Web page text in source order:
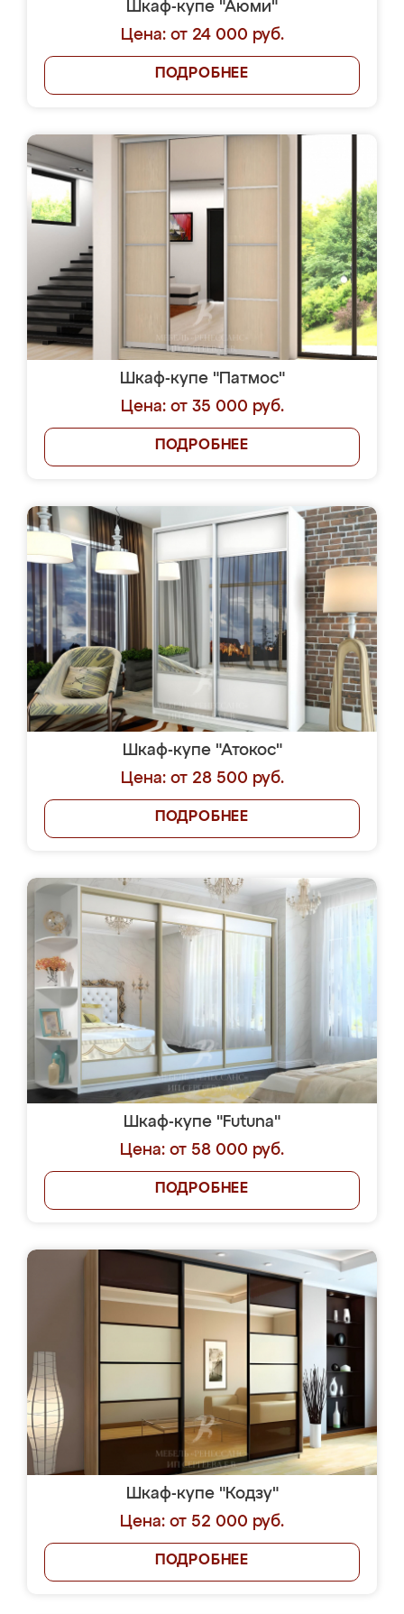
Шкаф-купе "Аюми"
Цена: от 24 000 руб.
ПОДРОБНЕЕ
Шкаф-купе "Патмос"
Цена: от 35 000 руб.
ПОДРОБНЕЕ
Шкаф-купе "Атокос"
Цена: от 28 500 руб.
ПОДРОБНЕЕ
Шкаф-купе "Futuna"
Цена: от 58 000 руб.
ПОДРОБНЕЕ
Шкаф-купе "Кодзу"
Цена: от 52 000 руб.
ПОДРОБНЕЕ